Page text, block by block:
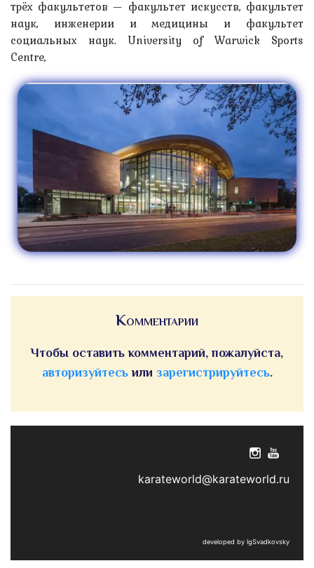
трёх факультетов — факультет искусств, факультет
наук, инженерии и медицины и факультет
социальных наук. University of Warwick Sports
Centre,
Комментарии
Чтобы оставить комментарий, пожалуйста,
авторизуйтесьили зарегистрируйтесь.
karateworld@karateworld.ru
developed by IgSvadkovsky